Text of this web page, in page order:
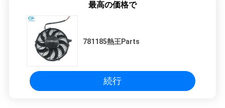
最高の価格で
781185熱王Parts
続行